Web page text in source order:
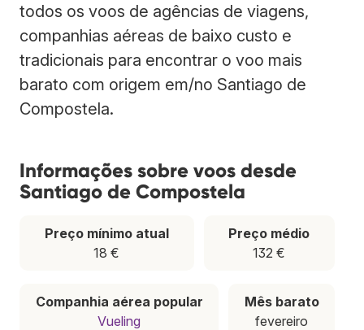
todos os voos de agências de viagens,
companhias aéreas de baixo custo e
tradicionais para encontrar o voo mais
barato com origem em/no Santiago de
Compostela.
Informações sobre voos desde
Santiago de Compostela
Preço mínimo atual
18 €
Preço médio
132 €
Companhia aérea popular
Vueling
Mês barato
fevereiro